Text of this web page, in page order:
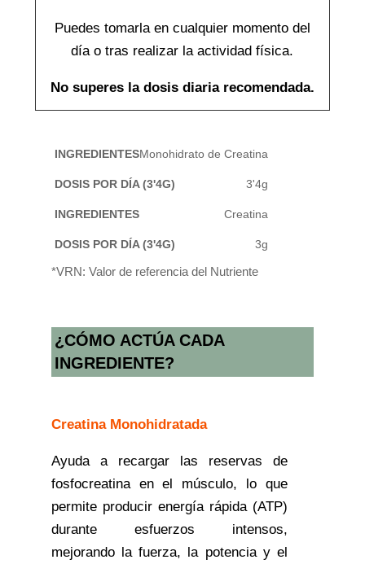
Puedes tomarla en cualquier momento del
día o tras realizar la actividad física.
No superes la dosis diaria recomendada.
INGREDIENTES
Dosis
Monohidrato de Creatina
3'4g
Creatina
3g
*VRN: Valor de referencia del Nutriente
¿CÓMO ACTÚA CADA
INGREDIENTE?
Creatina Monohidratada
Ayuda a recargar las reservas de
fosfocreatina en el músculo, lo que
permite producir energía rápida (ATP)
durante esfuerzos intensos,
mejorando la fuerza, la potencia y el